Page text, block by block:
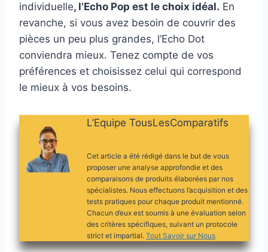
individuelle, l’Echo Pop est le choix idéal. En
revanche, si vous avez besoin de couvrir des
pièces un peu plus grandes, l’Echo Dot
conviendra mieux. Tenez compte de vos
préférences et choisissez celui qui correspond
le mieux à vos besoins.
L’Equipe TousLesComparatifs
Cet article a été rédigé dans le but de vous
proposer une analyse approfondie et des
comparaisons de produits élaborées par nos
spécialistes. Nous effectuons l’acquisition et des
tests pratiques pour chaque produit mentionné.
Chacun d’eux est soumis à une évaluation selon
des critères spécifiques, suivant un protocole
strict et impartial. Tout Savoir sur Nous